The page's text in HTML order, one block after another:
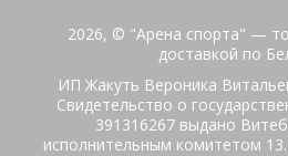
2026, © "Арена спорта" —
доставкой по
ИП Жакуть Вероника
Свидетельство о
391316267 выдано
исполнительным комитетом